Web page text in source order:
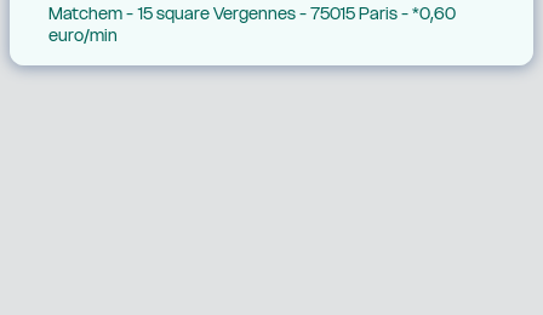
Matchem - 15 square Vergennes - 75015 Paris - *0,60
euro/min